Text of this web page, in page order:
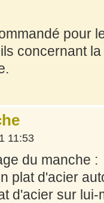
pour
concernant
11:53
du manche :
plat d'acier
d'acier sur lui-